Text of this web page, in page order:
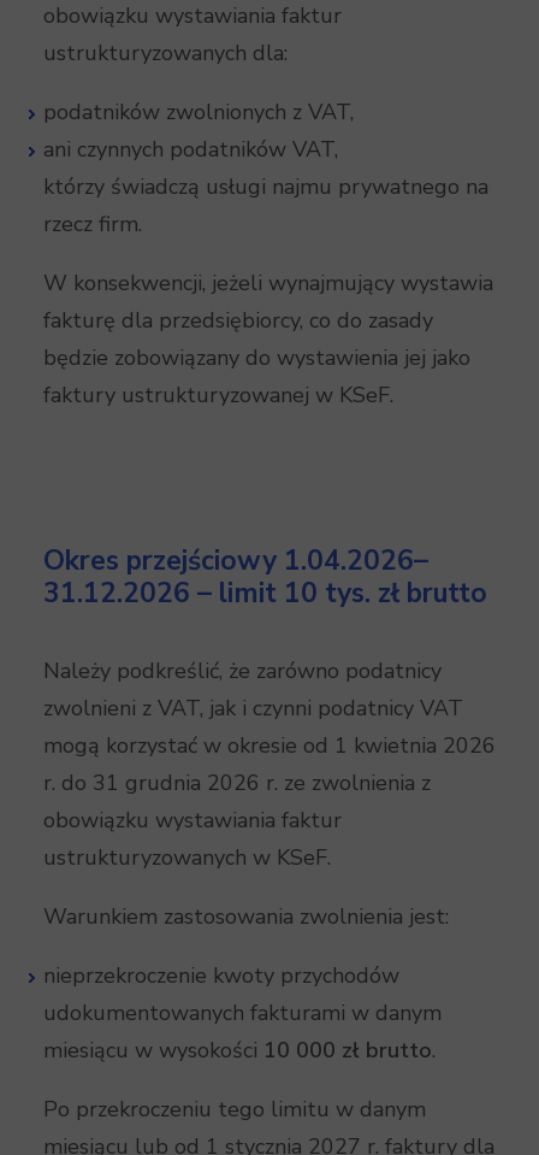
obowiązku wystawiania faktur
ustrukturyzowanych dla:
podatników zwolnionych z VAT,
ani czynnych podatników VAT,
którzy świadczą usługi najmu prywatnego na
rzecz firm.
W konsekwencji, jeżeli wynajmujący wystawia
fakturę dla przedsiębiorcy, co do zasady
będzie zobowiązany do wystawienia jej jako
faktury ustrukturyzowanej w KSeF.
Okres przejściowy 1.04.2026–
31.12.2026 – limit 10 tys. zł brutto
Należy podkreślić, że zarówno podatnicy
zwolnieni z VAT, jak i czynni podatnicy VAT
mogą korzystać w okresie od 1 kwietnia 2026
r. do 31 grudnia 2026 r. ze zwolnienia z
obowiązku wystawiania faktur
ustrukturyzowanych w KSeF.
Warunkiem zastosowania zwolnienia jest:
nieprzekroczenie kwoty przychodów
udokumentowanych fakturami w danym
miesiącu w wysokości 10 000 zł brutto.
Po przekroczeniu tego limitu w danym
miesiącu lub od 1 stycznia 2027 r. faktury dla